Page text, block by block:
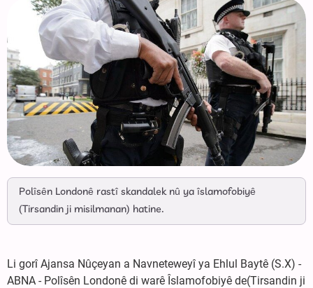
Polîsên Londonê rastî skandalek nû ya îslamofobiyê
(Tirsandin ji misilmanan) hatine.
Li gorî Ajansa Nûçeyan a Navneteweyî ya Ehlul Baytê (S.X) -
ABNA - Polîsên Londonê di warê Îslamofobiyê de(Tirsandin ji